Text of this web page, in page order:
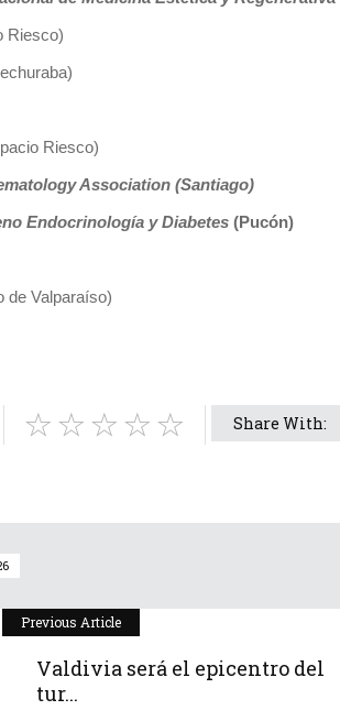
Riesco)
Riesco)
Association (Santiago)
Endocrinología y Diabetes (Pucón)
de Valparaíso)
Share With:
Previous Article
Valdivia será el epicentro del
tur...